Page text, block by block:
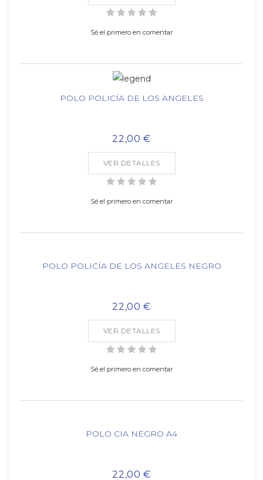
Sé el primero en comentar
POLO POLICÍA DE LOS ANGELES
22,00 €
VER DETALLES
Sé el primero en comentar
POLO POLICÍA DE LOS ANGELES NEGRO
22,00 €
VER DETALLES
Sé el primero en comentar
POLO CIA NEGRO A4
22,00 €